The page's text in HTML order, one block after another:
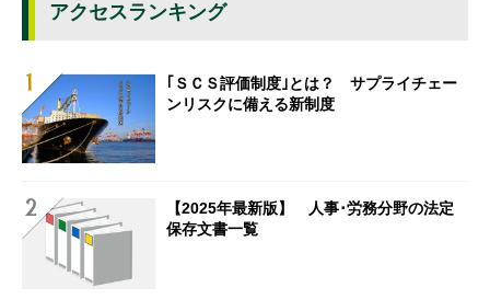
アクセスランキング
｢ＳＣＳ評価制度｣とは？ サプライチェー
ンリスクに備える新制度
【2025年最新版】 人事･労務分野の法定
保存文書一覧